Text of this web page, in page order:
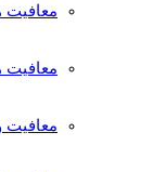
معافیت
معافیت
معافیت و